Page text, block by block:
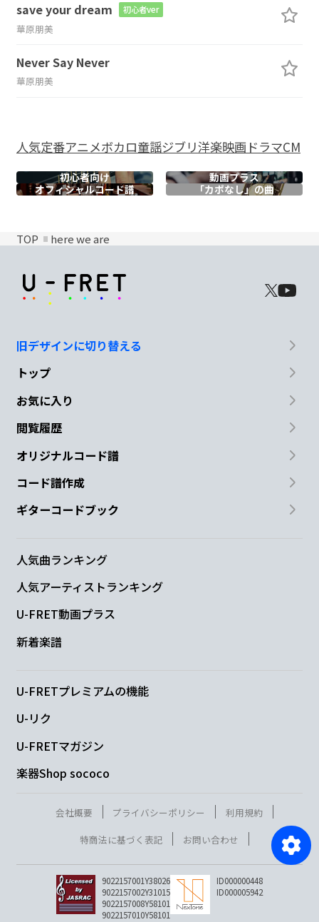
save your dream 初心者ver
華原朋美
Never Say Never
華原朋美
人気定番アニメボカロ童謡ジブリ洋楽映画ドラマCM
初心者向け
動画プラス
オフィシャルコード譜 「カポなし」の曲
TOP here we are
旧デザインに切り替える
トップ
お気に入り
閲覧履歴
オリジナルコード譜
コード譜作成
ギターコードブック
人気曲ランキング
人気アーティストランキング
U-FRET動画プラス
新着楽譜
U-FRETプレミアムの機能
U-リク
U-FRETマガジン
楽器Shop sococo
会社概要 プライバシーポリシー
利用規約
特商法に基づく表記
お問い合わせ
9022157001Y38026
9022157002Y31015
9022157008Y58101
9022157010Y58101
ID000000448
ID000005942